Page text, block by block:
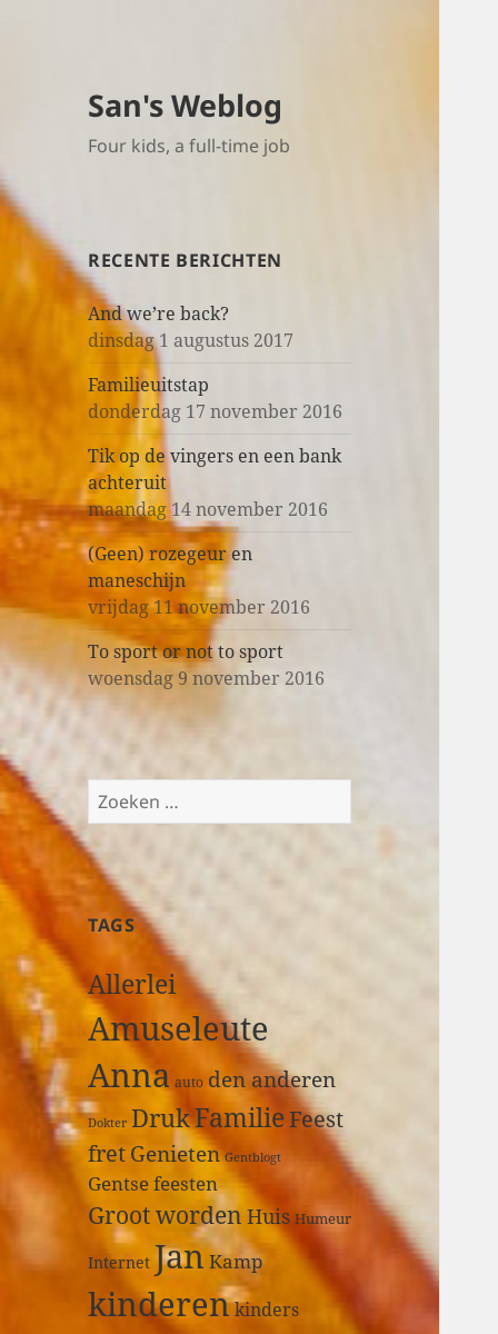
San's Weblog
Four kids, a full-time job
RECENTE BERICHTEN
And we’re back?
dinsdag 1 augustus 2017
Familieuitstap
donderdag 17 november 2016
Tik op de vingers en een bank
achteruit
maandag 14 november 2016
(Geen) rozegeur en
maneschijn
vrijdag 11 november 2016
To sport or not to sport
woensdag 9 november 2016
Z
o
e
k
e
n
a
a
r
TAGS
Allerlei
Amuseleute
Anna auto den anderen
Dokter DrukFamilieFeest
fretGenieten Gentblogt
Gentse feesten
Groot worden Huis Humeur
Internet JanKamp
kinderenkinders